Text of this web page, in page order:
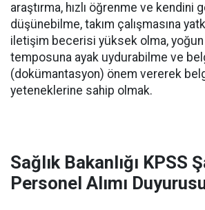
araştırma, hızlı öğrenme ve kendini
düşünebilme, takım çalışmasına
iletişim becerisi yüksek olma,
temposuna ayak uydurabilme ve
(dokümantasyon) önem vererek
yeteneklerine sahip olmak.
Sağlık Bakanlığı KPSS
Personel Alımı